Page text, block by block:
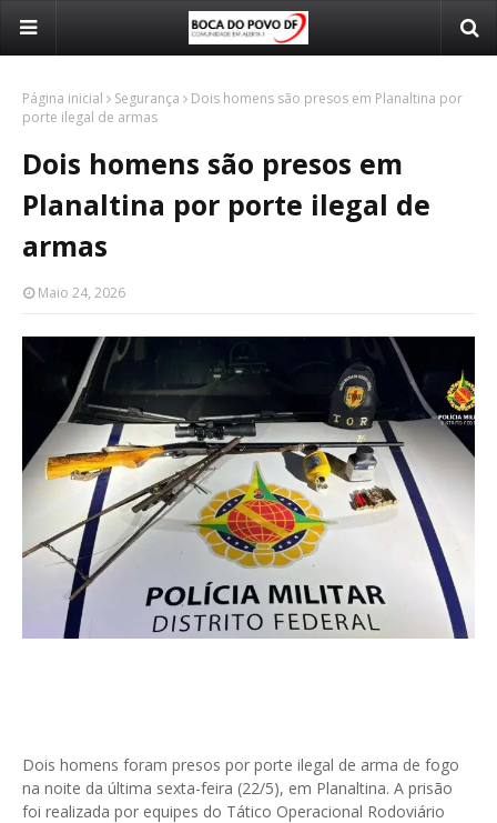
Página inicial Segurança
Dois homens são presos em Planaltina por
porte ilegal de armas
Dois homens são presos em
Planaltina por porte ilegal de
armas
Maio 24, 2026
Dois homens foram presos por porte ilegal de arma de fogo
na noite da última sexta-feira (22/5), em Planaltina. A prisão
foi realizada por equipes do Tático Operacional Rodoviário